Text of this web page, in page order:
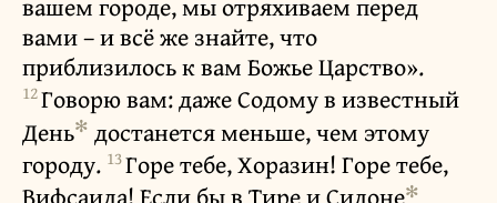
вами – и всё же знайте, что
приблизилось к вам Божье Царство».
12Говорю вам: даже Содому в известный
День✻ достанется меньше, чем этому
городу. 13Горе тебе, Хоразин! Горе тебе,
✻